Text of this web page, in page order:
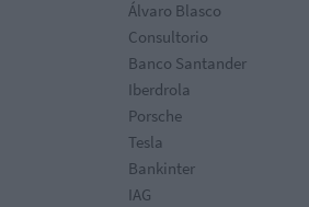
Álvaro Blasco
Consultorio
Banco Santander
Iberdrola
Porsche
Tesla
Bankinter
IAG